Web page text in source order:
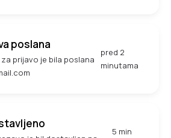
poslana
prijavo je bila poslana
pred 2
minutama
5 min